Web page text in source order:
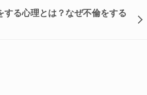
する心理とは？なぜ不倫をする